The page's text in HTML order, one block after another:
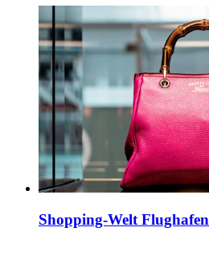
Shopping-Welt Flughafen